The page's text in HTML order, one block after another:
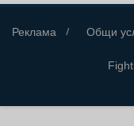
Реклама Общи